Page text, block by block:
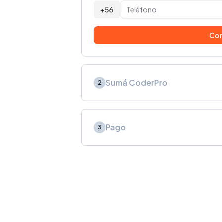
+56
2 Sumá CoderPro
3 Pago